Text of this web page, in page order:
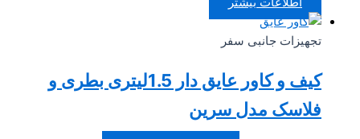
تجهیزات جانبی سفر
کیف و کاور عایق دار 1.5لیتری بطری و
فلاسک مدل سرین